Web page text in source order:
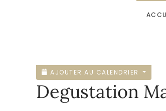
AJOUTER AU CALENDRIER
Degustation